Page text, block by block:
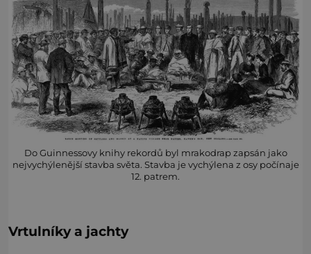
Do Guinnessovy knihy rekordů byl mrakodrap zapsán jako
nejvychýlenější stavba světa. Stavba je vychýlena z osy počínaje
12. patrem.
Vrtulníky a jachty